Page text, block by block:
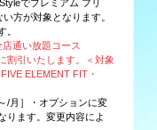
でプレミアム フリ
方が対象となります。
。
通い放題コース
割引いたします。＜対象
ELEMENT FIT・
/月］・オプションに変
ります。変更内容によ